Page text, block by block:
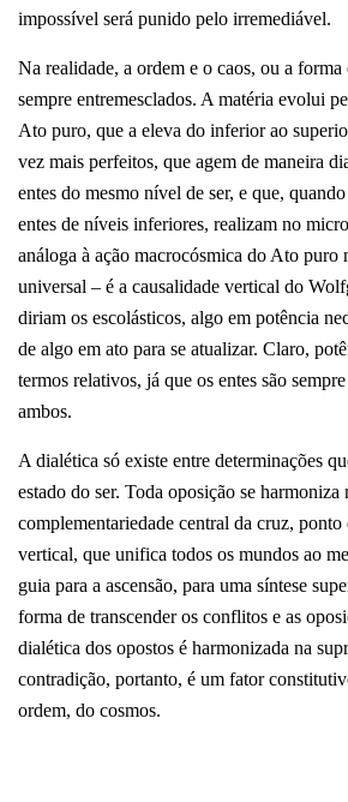
impossível será punido pelo irremediável.
Na realidade, a ordem e o caos, ou a forma
sempre entremesclados. A matéria evolui
Ato puro, que a eleva do inferior ao
vez mais perfeitos, que agem de maneira
entes do mesmo nível de ser, e que,
entes de níveis inferiores, realizam no
análoga à ação macrocósmica do Ato puro
universal – é a causalidade vertical do
diriam os escolásticos, algo em potência
de algo em ato para se atualizar. Claro,
termos relativos, já que os entes são
ambos.
A dialética só existe entre determinações
estado do ser. Toda oposição se harmoniza
complementariedade central da cruz,
vertical, que unifica todos os mundos ao
guia para a ascensão, para uma síntese
forma de transcender os conflitos e as
dialética dos opostos é harmonizada na
contradição, portanto, é um fator
ordem, do cosmos.